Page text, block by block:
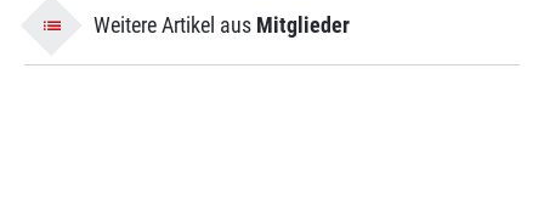
Weitere Artikel aus Mitglieder